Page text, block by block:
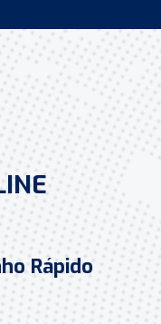
Rápido